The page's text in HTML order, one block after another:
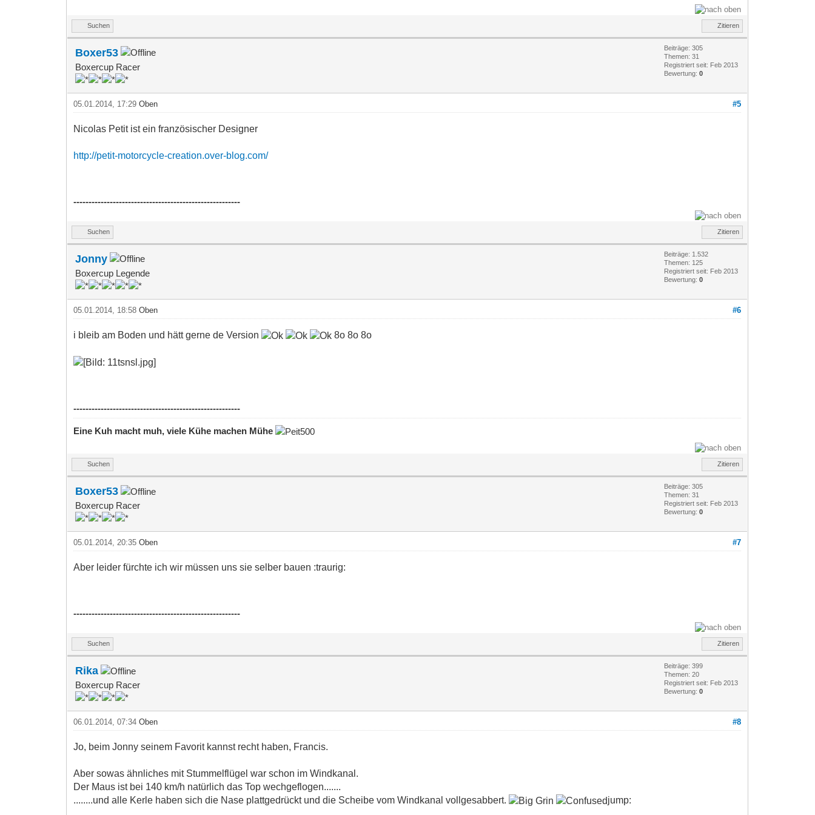
Suchen Zitieren
Boxer53
Boxercup Racer
Beiträge: 305
Themen: 31
Registriert seit: Feb 2013
Bewertung:0
#5
05.01.2014, 17:29Oben
Nicolas Petit ist ein französischer Designer
http://petit-motorcycle-creation.over-blog.com/
-------------------------------------------------------
Suchen Zitieren
Jonny
Boxercup Legende
Beiträge: 1.532
Themen: 125
Registriert seit: Feb 2013
Bewertung:0
#6
05.01.2014, 18:58Oben
i bleib am Boden und hätt gerne de Version 8o 8o 8o
-------------------------------------------------------
Eine Kuh macht muh, viele Kühe machen Mühe
Suchen Zitieren
Boxer53
Boxercup Racer
Beiträge: 305
Themen: 31
Registriert seit: Feb 2013
Bewertung:0
#7
05.01.2014, 20:35Oben
Aber leider fürchte ich wir müssen uns sie selber bauen :traurig:
-------------------------------------------------------
Suchen Zitieren
Rika
Boxercup Racer
Beiträge: 399
Themen: 20
Registriert seit: Feb 2013
Bewertung:0
#8
06.01.2014, 07:34Oben
Jo, beim Jonny seinem Favorit kannst recht haben, Francis.
Aber sowas ähnliches mit Stummelflügel war schon im Windkanal.
Der Maus ist bei 140 km/h natürlich das Top wechgeflogen.......
........und alle Kerle haben sich die Nase plattgedrückt und die Scheibe vom Windkanal vollgesabbert.
jump: